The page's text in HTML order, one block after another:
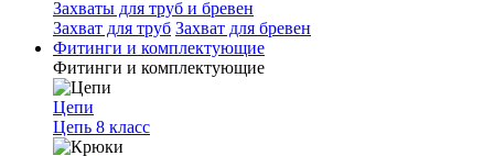
Захваты для труб и бревен
Захват для труб Захват для бревен
Фитинги и комплектующие
Фитинги и комплектующие
Цепи
Цепь 8 класс